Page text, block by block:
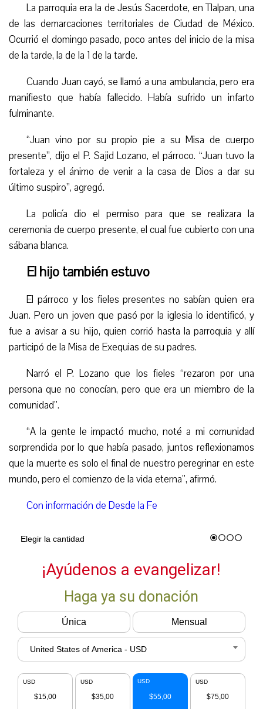
La parroquia era la de Jesús Sacerdote, en Tlalpan, una
de las demarcaciones territoriales de Ciudad de México.
Ocurrió el domingo pasado, poco antes del inicio de la misa
de la tarde, la de la 1 de la tarde.
Cuando Juan cayó, se llamó a una ambulancia, pero era
manifiesto que había fallecido. Había sufrido un infarto
fulminante.
“Juan vino por su propio pie a su Misa de cuerpo
presente”, dijo el P. Sajid Lozano, el párroco. “Juan tuvo la
fortaleza y el ánimo de venir a la casa de Dios a dar su
último suspiro”, agregó.
La policía dio el permiso para que se realizara la
ceremonia de cuerpo presente, el cual fue cubierto con una
sábana blanca.
El hijo también estuvo
El párroco y los fieles presentes no sabían quien era
Juan. Pero un joven que pasó por la iglesia lo identificó, y
fue a avisar a su hijo, quien corrió hasta la parroquia y allí
participó de la Misa de Exequias de su padres.
Narró el P. Lozano que los fieles “rezaron por una
persona que no conocían, pero que era un miembro de la
comunidad”.
“A la gente le impactó mucho, noté a mi comunidad
sorprendida por lo que había pasado, juntos reflexionamos
que la muerte es solo el final de nuestro peregrinar en este
mundo, pero el comienzo de la vida eterna”, afirmó.
Con información de Desde la Fe